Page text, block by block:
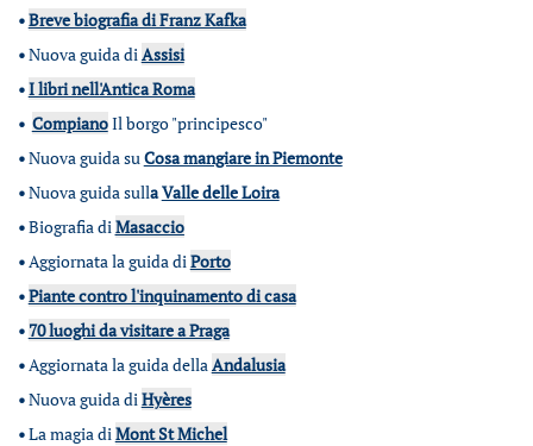
•Breve biografia di Franz Kafka
•Nuova guida diAssisi
•I libri nell'Antica Roma
• CompianoIl borgo "principesco"
•Nuova guida suCosa mangiare in Piemonte
•Nuova guida sullaValle delle Loira
•Biografia diMasaccio
•Aggiornata la guida diPorto
•Piante contro l'inquinamento di casa
• 70 luoghi da visitare a Praga
•Aggiornata la guida dellaAndalusia
•Nuova guida diHyères
•La magia diMont St Michel